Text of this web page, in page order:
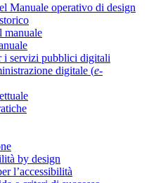
Manuale operativo di design
manuale
i servizi pubblici digitali
digitale (e-
by design
l’accessibilità